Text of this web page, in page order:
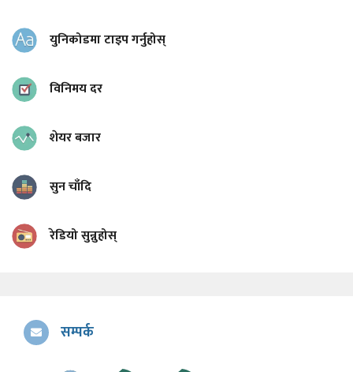
युनिकोडमा टाइप गर्नुहोस्
विनिमय दर
शेयर बजार
सुन चाँदि
रेडियो सुन्नुहोस्
सम्पर्क